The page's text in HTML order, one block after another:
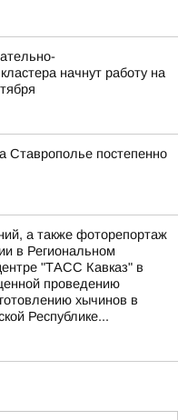
начнут работу на
Ставрополье постепенно
а также фоторепортаж
в Региональном
"ТАСС Кавказ" в
проведению
хычинов в
Республике...